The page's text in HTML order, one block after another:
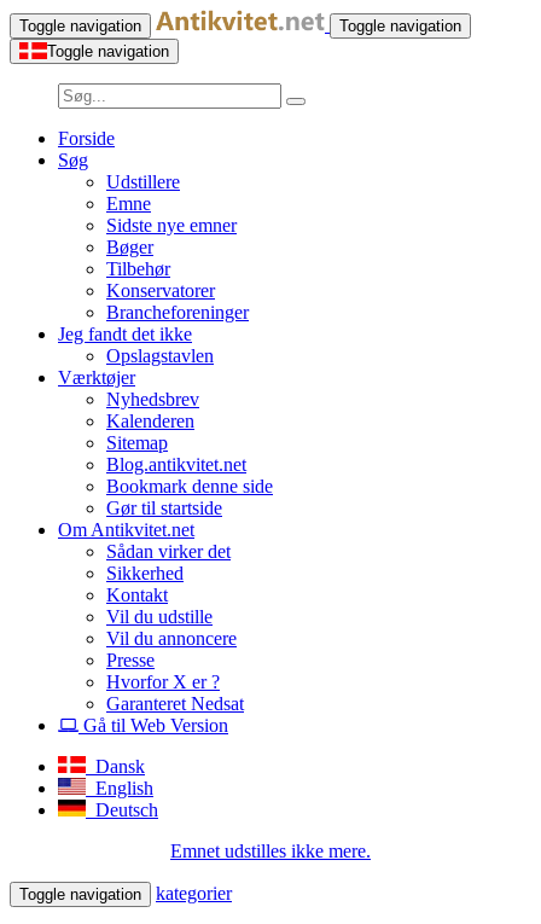
Toggle navigation
Toggle navigation
Toggle navigation
Forside
Søg
Udstillere
Emne
Sidste nye emner
Bøger
Tilbehør
Konservatorer
Brancheforeninger
Jeg fandt det ikke
Opslagstavlen
Værktøjer
Nyhedsbrev
Kalenderen
Sitemap
Blog.antikvitet.net
Bookmark denne side
Gør til startside
Om Antikvitet.net
Sådan virker det
Sikkerhed
Kontakt
Vil du udstille
Vil du annoncere
Presse
Hvorfor X er ?
Garanteret Nedsat
Gå til Web Version
Dansk
English
Deutsch
Emnet udstilles ikke mere.
Toggle navigation kategorier